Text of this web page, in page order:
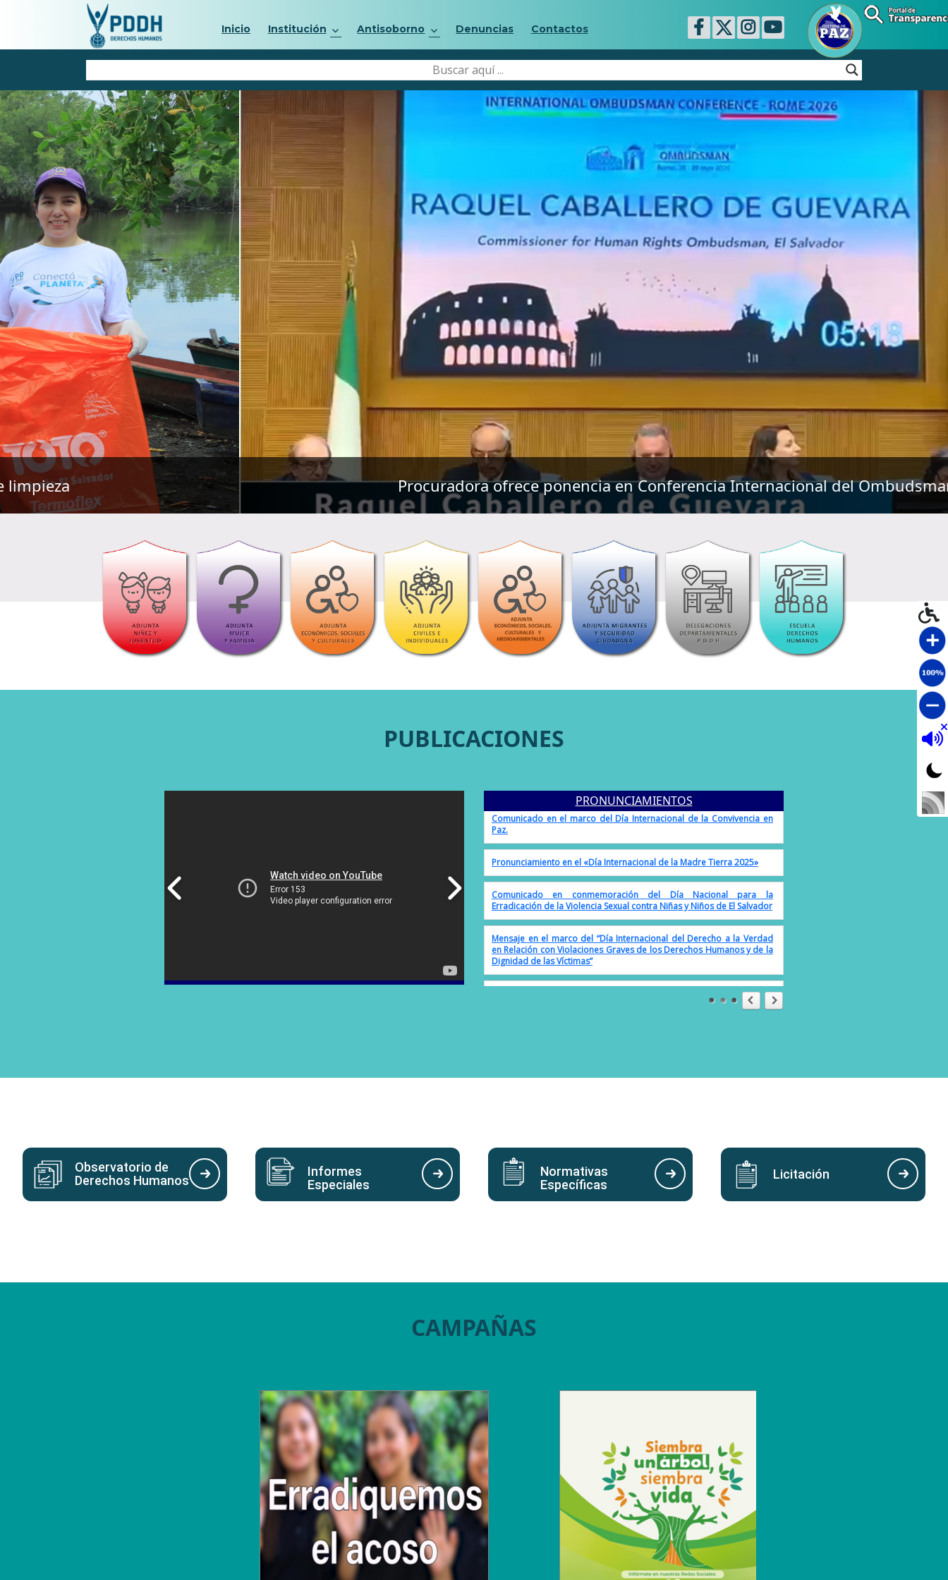
Inicio Institución Antisoborno Denuncias Contactos
Procuradora ofrece ponencia en Conferencia Internacional del Ombudsman, en Roma
PUBLICACIONES
La Procuradora DDHH Raquel De Guevara sostuvo una reunión con el Representante
PRONUNCIAMIENTOS
Comunicado en el Día Internacional de acción por la Salud de las
Pronunciamiento en el «Día Internacional de la Madre Tierra 2025»
Comunicado en conmemoración del Día Nacional para la
Erradicación de la Violencia Sexual contra Niñas y Niños de El Salvador
Mensaje en el marco del “Día Internacional del Derecho a la Verdad
en Relación con Violaciones Graves de los Derechos Humanos y de la
Dignidad de las Víctimas”
Pronunciamiento en el «Día Mundial del Agua 2025»
Comunicado en el Día Internacional de acción por la Salud de las
Pronunciamiento en el «Día Internacional de la Madre Tierra 2025»
Observatorio de
Derechos Humanos
Informes
Especiales
Normativas
Específicas
Licitación
CAMPAÑAS